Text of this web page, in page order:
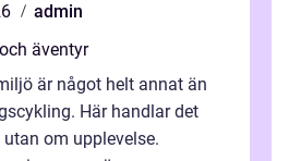
admin
äventyr
är något helt annat än
Här handlar det
om upplevelse.